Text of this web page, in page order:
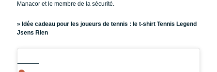
Manacor et le membre de la sécurité.
» Idée cadeau pour les joueurs de tennis : le t-shirt Tennis Legend
Jsens Rien